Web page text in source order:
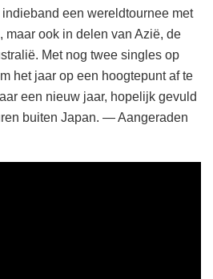
een wereldtournee met
maar ook in delen van Azië, de
Met nog twee singles op
het jaar op een hoogtepunt af te
een nieuw jaar, hopelijk gevuld
buiten Japan. — Aangeraden